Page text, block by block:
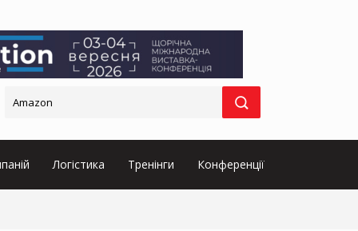
Логістика Тренінги Конференції